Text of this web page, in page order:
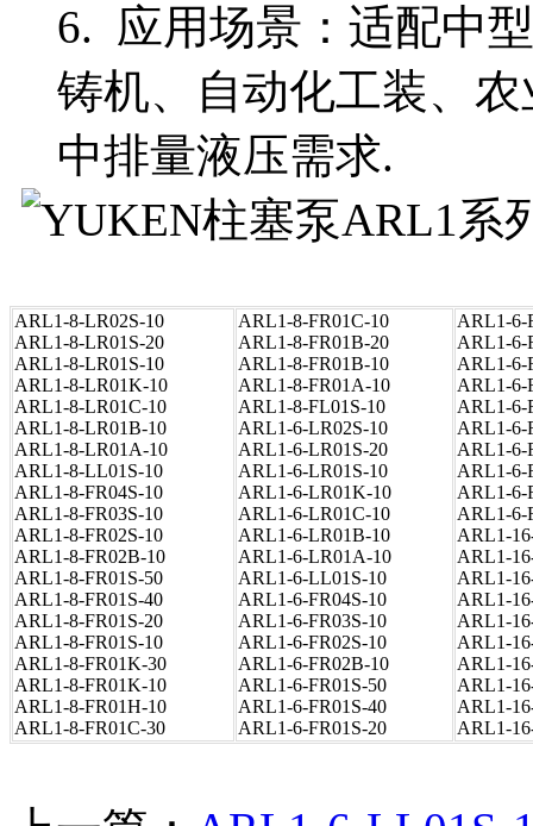
6. 应用场景：适配中
铸机、自动化工装、
中排量液压需求.
ARL1-8-LR02S-10
ARL1-8-LR01S-20
ARL1-8-LR01S-10
ARL1-8-LR01K-10
ARL1-8-LR01C-10
ARL1-8-LR01B-10
ARL1-8-LR01A-10
ARL1-8-LL01S-10
ARL1-8-FR04S-10
ARL1-8-FR03S-10
ARL1-8-FR02S-10
ARL1-8-FR02B-10
ARL1-8-FR01S-50
ARL1-8-FR01S-40
ARL1-8-FR01S-20
ARL1-8-FR01S-10
ARL1-8-FR01K-30
ARL1-8-FR01K-10
ARL1-8-FR01H-10
ARL1-8-FR01C-30
ARL1-8-FR01C-10
ARL1-8-FR01B-20
ARL1-8-FR01B-10
ARL1-8-FR01A-10
ARL1-8-FL01S-10
ARL1-6-LR02S-10
ARL1-6-LR01S-20
ARL1-6-LR01S-10
ARL1-6-LR01K-10
ARL1-6-LR01C-10
ARL1-6-LR01B-10
ARL1-6-LR01A-10
ARL1-6-LL01S-10
ARL1-6-FR04S-10
ARL1-6-FR03S-10
ARL1-6-FR02S-10
ARL1-6-FR02B-10
ARL1-6-FR01S-50
ARL1-6-FR01S-40
ARL1-6-FR01S-20
ARL1-6-
ARL1-6-
ARL1-6-
ARL1-6-
ARL1-6-
ARL1-6-
ARL1-6-
ARL1-6-
ARL1-6-
ARL1-6-
ARL1-
ARL1-
ARL1-
ARL1-
ARL1-
ARL1-
ARL1-
ARL1-
ARL1-
ARL1-